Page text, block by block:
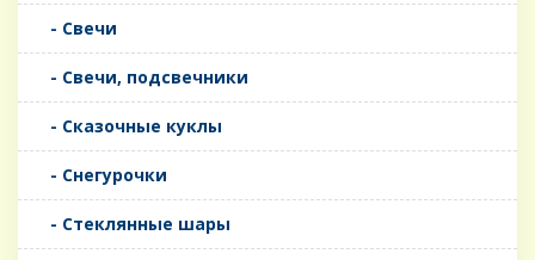
- Свечи
- Свечи, подсвечники
- Сказочные куклы
- Снегурочки
- Стеклянные шары